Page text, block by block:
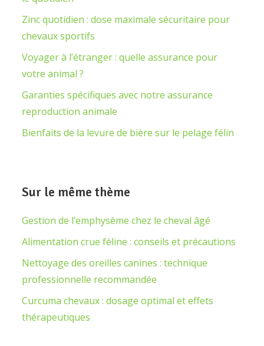
Zinc quotidien : dose maximale sécuritaire pour
chevaux sportifs
Voyager à l’étranger : quelle assurance pour
votre animal ?
Garanties spécifiques avec notre assurance
reproduction animale
Bienfaits de la levure de bière sur le pelage félin
Sur le même thème
Gestion de l’emphysème chez le cheval âgé
Alimentation crue féline : conseils et précautions
Nettoyage des oreilles canines : technique
professionnelle recommandée
Curcuma chevaux : dosage optimal et effets
thérapeutiques